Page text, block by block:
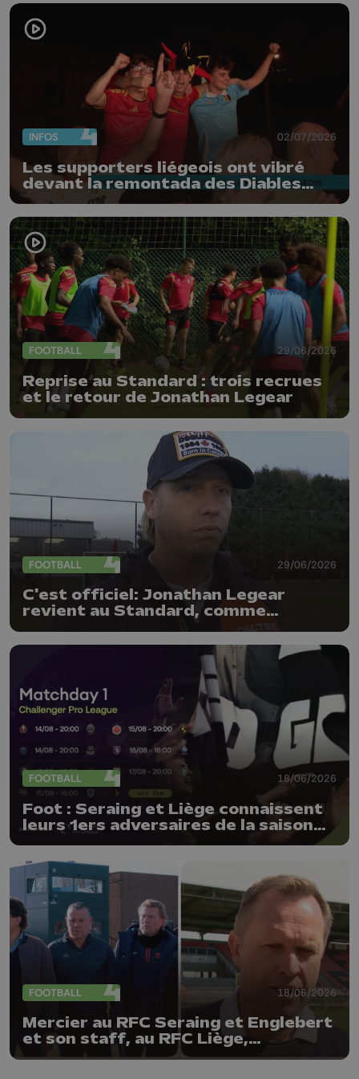
INFOS 02/07/2026
Les supporters liégeois ont vibré
devant la remontada des Diables
Rouges
FOOTBALL 29/06/2026
Reprise au Standard : trois recrues
et le retour de Jonathan Legear
FOOTBALL 29/06/2026
C'est officiel: Jonathan Legear
revient au Standard, comme
FOOTBALL 18/06/2026
Foot : Seraing et Liège connaissent
leurs 1ers adversaires de la saison
26-27 !
FOOTBALL 18/06/2026
Mercier au RFC Seraing et Englebert
et son staff, au RFC Liège,
prolongés